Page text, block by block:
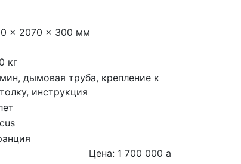
× 2070 × 300 мм
кг
дымовая труба, крепление к
инструкция
Цена: 1 700 000 a